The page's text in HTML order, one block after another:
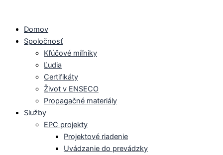
obsahDomov
Spoločnosť
Kľúčové míľniky
Ľudia
Certifikáty
Život v ENSECO
Propagačné materiály
Služby
EPC projekty
Projektové riadenie
Uvádzanie do prevádzky